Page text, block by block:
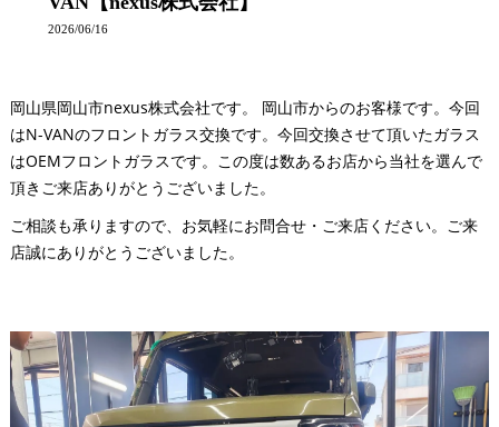
2026/06/16
岡山県岡山市nexus株式会社です。 岡山市からのお客様です。今回
はN-VANのフロントガラス交換です。今回交換させて頂いたガラス
はOEMフロントガラスです。この度は数あるお店から当社を選んで
頂きご来店ありがとうございました。
ご相談も承りますので、お気軽にお問合せ・ご来店ください。ご来
店誠にありがとうございました。